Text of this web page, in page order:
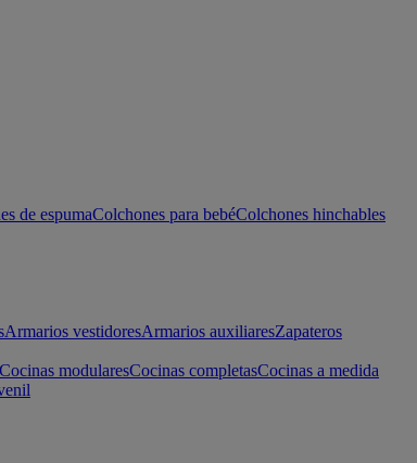
de espumaColchones para bebéColchones hinchables
Armarios vestidoresArmarios auxiliaresZapateros
Cocinas modularesCocinas completasCocinas a medida